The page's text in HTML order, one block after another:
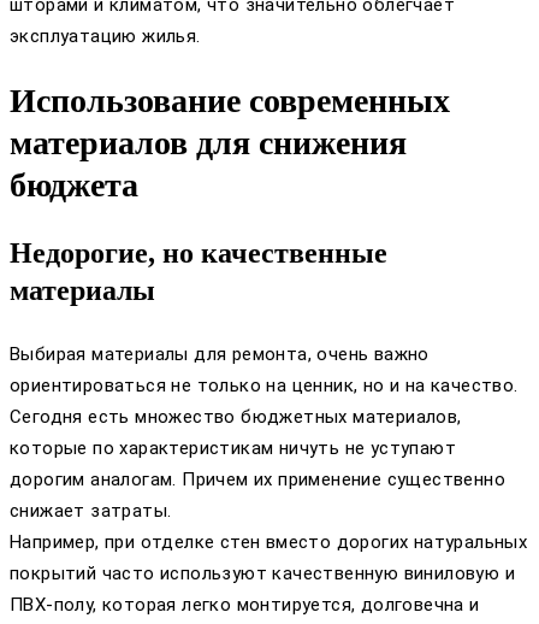
шторами и климатом, что значительно облегчает
эксплуатацию жилья.
Использование современных
материалов для снижения
бюджета
Недорогие, но качественные
материалы
Выбирая материалы для ремонта, очень важно
ориентироваться не только на ценник, но и на качество.
Сегодня есть множество бюджетных материалов,
которые по характеристикам ничуть не уступают
дорогим аналогам. Причем их применение существенно
снижает затраты.
Например, при отделке стен вместо дорогих натуральных
покрытий часто используют качественную виниловую и
ПВХ-полу, которая легко монтируется, долговечна и